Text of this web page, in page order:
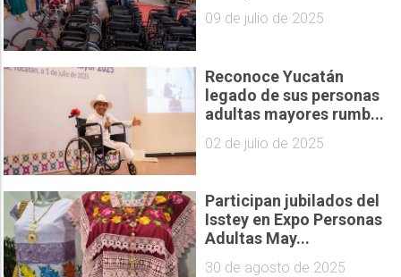
09 de julio de 2025
Reconoce Yucatán
legado de sus personas
adultas mayores rumb...
02 de julio de 2025
Participan jubilados del
Isstey en Expo Personas
Adultas May...
30 de agosto de 2025